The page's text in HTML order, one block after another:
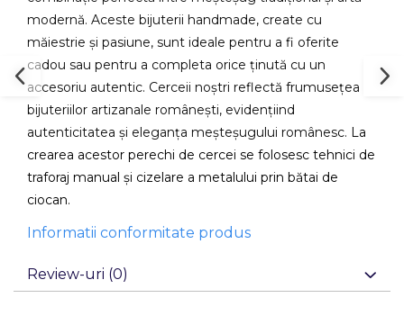
modernă. Aceste bijuterii handmade, create cu
măiestrie și pasiune, sunt ideale pentru a fi oferite
cadou sau pentru a completa orice ținută cu un
accesoriu autentic. Cerceii noștri reflectă frumusețea
bijuteriilor artizanale românești, evidențiind
autenticitatea și eleganța meșteșugului românesc. La
crearea acestor perechi de cercei se folosesc tehnici de
traforaj manual și cizelare a metalului prin bătai de
ciocan.
Informatii conformitate produs
Review-uri (0)